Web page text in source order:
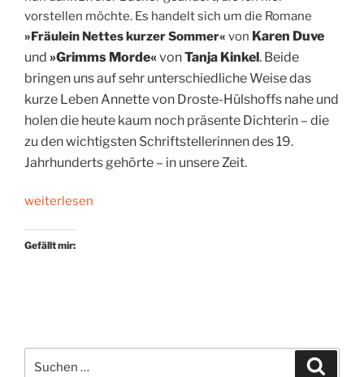
vorstellen möchte. Es handelt sich um die Romane
»Fräulein Nettes kurzer Sommer« von Karen Duve
und »Grimms Morde« vonTanja Kinkel. Beide
bringen uns auf sehr unterschiedliche Weise das
kurze Leben Annette von Droste-Hülshoffs nahe und
holen die heute kaum noch präsente Dichterin – die
zu den wichtigsten Schriftstellerinnen des 19.
Jahrhunderts gehörte – in unsere Zeit.
„Gestatten?
Von
weiterlesen
Gefällt mir: